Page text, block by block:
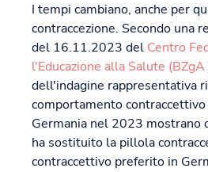
I tempi cambiano, anche per
contraccezione. Secondo una
del 16.11.2023 del Centro
l'Educazione alla Salute (BZgA
dell'indagine rappresentativa
comportamento
Germania nel 2023 mostrano
ha sostituito la pillola
contraccettivo preferito in